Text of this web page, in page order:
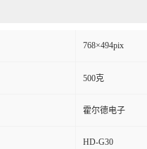
768×494pix
500克
霍尔德电子
HD-G30